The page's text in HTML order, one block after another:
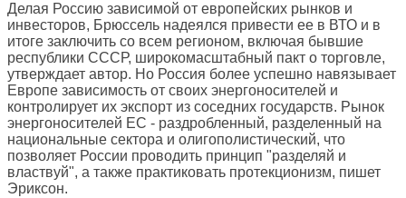
Делая Россию зависимой от европейских рынков и
инвесторов, Брюссель надеялся привести ее в ВТО и в
итоге заключить со всем регионом, включая бывшие
республики СССР, широкомасштабный пакт о торговле,
утверждает автор. Но Россия более успешно навязывает
Европе зависимость от своих энергоносителей и
контролирует их экспорт из соседних государств. Рынок
энергоносителей ЕС - раздробленный, разделенный на
национальные сектора и олигополистический, что
позволяет России проводить принцип "разделяй и
властвуй", а также практиковать протекционизм, пишет
Эриксон.